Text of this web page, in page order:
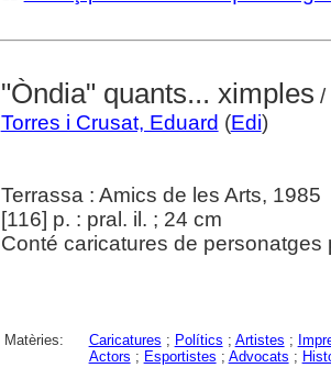
"Òndia" quants... ximples /
Torres i Crusat, Eduard (Edi)
Terrassa : Amics de les Arts, 1985
[116] p. : pral. il. ; 24 cm
Conté caricatures de personatges
Matèries: Caricatures ; Polítics ; Artistes ;
Actors ; Esportistes ; Advocats ;